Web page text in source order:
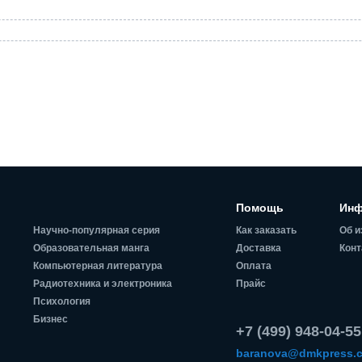
Научно-популярная серия
Образовательная манга
Компьютерная литература
Радиотехника и электроника
Психология
Бизнес
Помощь
Как заказать
Доставка
Оплата
Прайс
Об
+7 (499) 948-04-55